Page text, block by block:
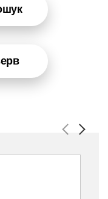
Previous
Next